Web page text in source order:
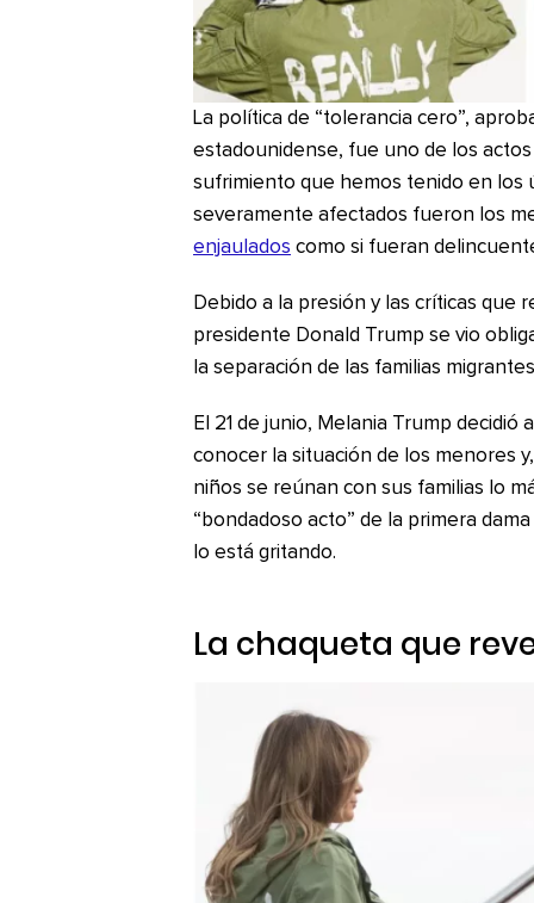
La política de “tolerancia cero”,
estadounidense, fue uno de los
sufrimiento que hemos tenido en los
severamente afectados fueron los
enjaulados como si fueran
Debido a la presión y las críticas que
presidente Donald Trump se vio
la separación de las familias
El 21 de junio, Melania Trump
conocer la situación de los menores
niños se reúnan con sus familias lo
“bondadoso acto” de la primera
lo está gritando.
La chaqueta que